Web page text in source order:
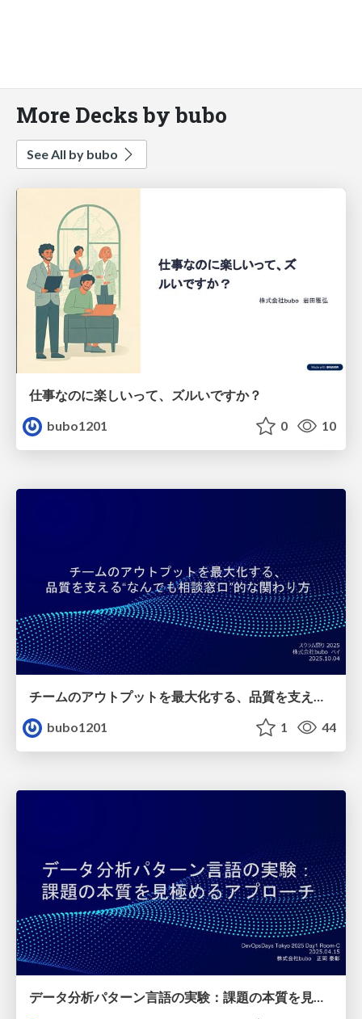
More Decks by bubo
See All by bubo
仕事なのに楽しいって、ズルいですか？
bubo1201
0 10
bubo1201
1 44
データ分析パターン言語の実験：課題の本質を見極めるアプローチ